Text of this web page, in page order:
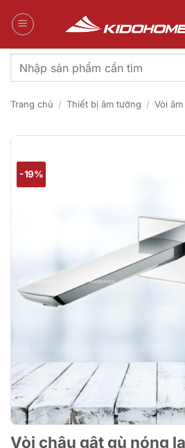
qua
Tìm
kiếm:
Trang chủ / Thiết bị âm tường / Vòi
-19%
Vòi chậu gật gù nóng